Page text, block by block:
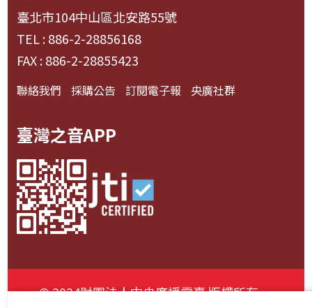
臺北市104中山區北安路55號
TEL : 886-2-28856168
FAX : 886-2-28855423
聯絡我們 採購公告 訂閱電子報 央廣社群
臺灣之音APP
© 2024財團法人中央廣播電臺 版權所有